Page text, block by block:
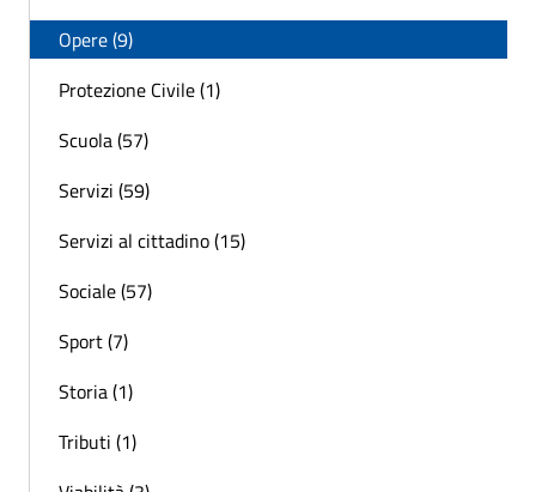
Opere (9)
Protezione Civile (1)
Scuola (57)
Servizi (59)
Servizi al cittadino (15)
Sociale (57)
Sport (7)
Storia (1)
Tributi (1)